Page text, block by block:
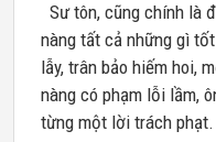
Sư tôn, cũng chính là
nàng tất cả những gì
lẫy, trân bảo hiếm hoi,
nàng có phạm lỗi lầm,
từng một lời trách phạt.